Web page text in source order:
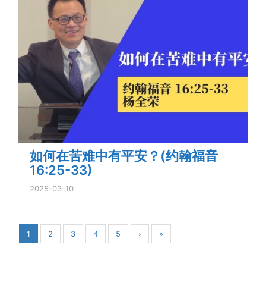
如何在苦难中有平安？(约翰福音
16:25-33)
2025-03-10
1 2 3 4 5 › »